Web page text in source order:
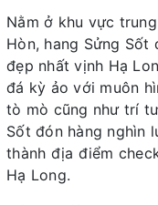
Nằm ở khu vực
Hòn, hang Sửng
đẹp nhất vịnh Hạ
đá kỳ ảo với muôn
tò mò cũng như trí
Sốt đón hàng nghìn
thành địa điểm
Hạ Long.